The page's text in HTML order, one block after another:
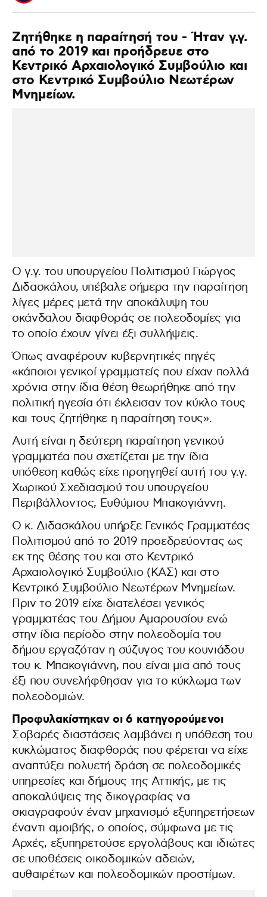
Ζητήθηκε η παραίτησή του - Ήταν γ.γ.
από το 2019 και προήδρευε στο
Κεντρικό Αρχαιολογικό Συμβούλιο και
στο Κεντρικό Συμβούλιο Νεωτέρων
Μνημείων.
Ο γ.γ. του υπουργείου Πολιτισμού Γιώργος
Διδασκάλου, υπέβαλε σήμερα την παραίτηση
λίγες μέρες μετά την αποκάλυψη του
σκάνδαλου διαφθοράς σε πολεοδομίες για
το οποίο έχουν γίνει έξι συλλήψεις.
Όπως αναφέρουν κυβερνητικές πηγές
«κάποιοι γενικοί γραμματείς που είχαν πολλά
χρόνια στην ίδια θέση θεωρήθηκε από την
πολιτική ηγεσία ότι έκλεισαν τον κύκλο τους
και τους ζητήθηκε η παραίτηση τους».
Αυτή είναι η δεύτερη παραίτηση γενικού
γραμματέα που σχετίζεται με την ίδια
υπόθεση καθώς είχε προηγηθεί αυτή του γ.γ.
Χωρικού Σχεδιασμού του υπουργείου
Περιβάλλοντος, Ευθύμιου Μπακογιάννη.
O κ. Διδασκάλου υπήρξε Γενικός Γραμματέας
Πολιτισμού από το 2019 προεδρεύοντας ως
εκ της θέσης του και στο Κεντρικό
Αρχαιολογικό Συμβούλιο (ΚΑΣ) και στο
Κεντρικό Συμβούλιο Νεωτέρων Μνημείων.
Πριν το 2019 είχε διατελέσει γενικός
γραμματέας του Δήμου Αμαρουσίου ενώ
στην ίδια περίοδο στην πολεοδομία του
δήμου εργαζόταν η σύζυγος του κουνιάδου
του κ. Μπακογιάννη, που είναι μια από τους
έξι που συνελήφθησαν για το κύκλωμα των
πολεοδομιών.
Προφυλακίστηκαν οι 6 κατηγορούμενοι
Σοβαρές διαστάσεις λαμβάνει η υπόθεση του
κυκλώματος διαφθοράς που φέρεται να είχε
αναπτύξει πολυετή δράση σε πολεοδομικές
υπηρεσίες και δήμους της Αττικής, με τις
αποκαλύψεις της δικογραφίας να
σκιαγραφούν έναν μηχανισμό εξυπηρετήσεων
έναντι αμοιβής, ο οποίος, σύμφωνα με τις
Αρχές, εξυπηρετούσε εργολάβους και ιδιώτες
σε υποθέσεις οικοδομικών αδειών,
αυθαιρέτων και πολεοδομικών προστίμων.